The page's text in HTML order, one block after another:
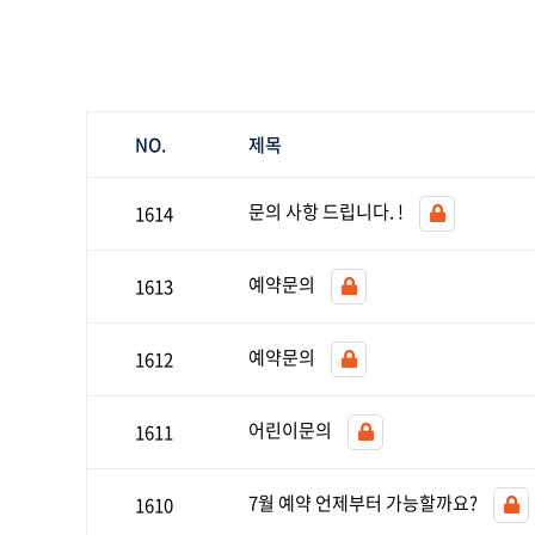
NO. 제목
1614 문의 사항 드립니다. !
1613 예약문의
1612 예약문의
1611 어린이문의
1610 7월 예약 언제부터 가능할까요?